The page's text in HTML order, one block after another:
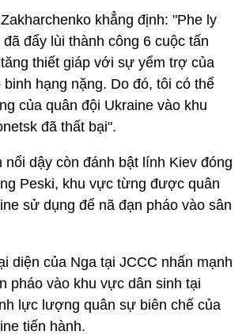
khẳng định: "Phe ly
đẩy lùi thành công 6 cuộc tấn
thiết giáp với sự yểm trợ của
hạng nặng. Do đó, tôi có thể
của quân đội Ukraine vào khu
đã thất bại".
nổi dậy còn đánh bật lính Kiev đóng
Peski, khu vực từng được quân
sử dụng để nã đạn pháo vào sân
diện của Nga tại JCCC nhấn mạnh
pháo vào khu vực dân sinh tại
lực lượng quân sự biên chế của
tiến hành.